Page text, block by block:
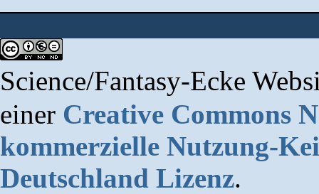
Science/Fantasy-Ecke
einer Creative Commons
kommerzielle Nutzung-
Deutschland Lizenz.